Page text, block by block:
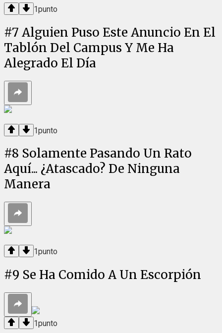
1punto
#7 Alguien Puso Este Anuncio En El
Tablón Del Campus Y Me Ha
Alegrado El Día
1punto
#8 Solamente Pasando Un Rato
Aquí... ¿Atascado? De Ninguna
Manera
1punto
#9 Se Ha Comido A Un Escorpión
1punto